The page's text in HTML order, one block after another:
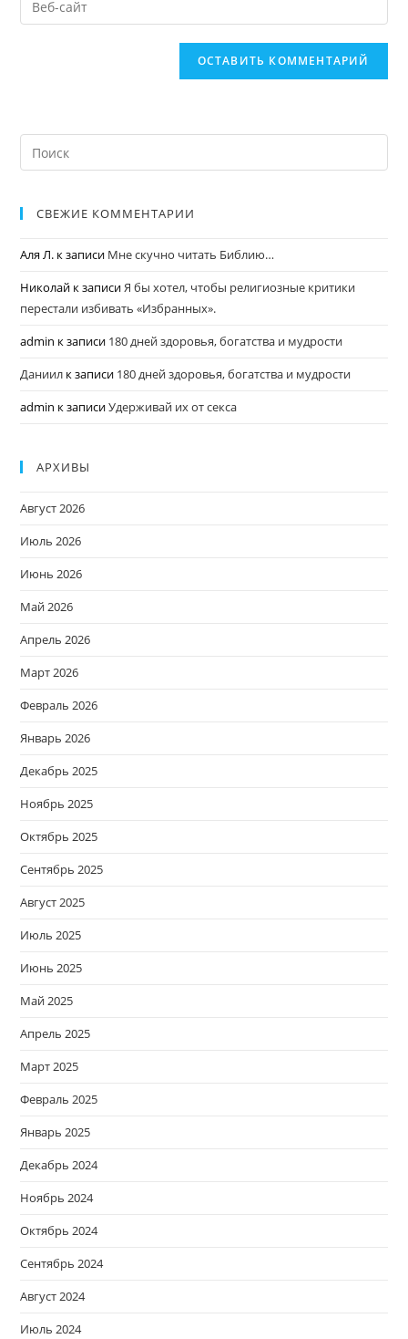
СВЕЖИЕ КОММЕНТАРИИ
Аля Л. к записи Мне скучно читать Библию…
Николай к записиЯ бы хотел, чтобы религиозные критики
перестали избивать «Избранных».
admin к записи 180 дней здоровья, богатства и мудрости
Даниил к записи 180 дней здоровья, богатства и мудрости
admin к записиУдерживай их от секса
АРХИВЫ
Август 2026
Июль 2026
Июнь 2026
Май 2026
Апрель 2026
Март 2026
Февраль 2026
Январь 2026
Декабрь 2025
Ноябрь 2025
Октябрь 2025
Сентябрь 2025
Август 2025
Июль 2025
Июнь 2025
Май 2025
Апрель 2025
Март 2025
Февраль 2025
Январь 2025
Декабрь 2024
Ноябрь 2024
Октябрь 2024
Сентябрь 2024
Август 2024
Июль 2024